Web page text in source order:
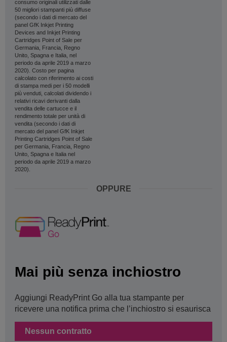
consumo originali utilizzati dalle
50 migliori stampanti più diffuse
(secondo i dati di mercato del
panel GfK Inkjet Printing
Devices and Inkjet Printing
Cartridges Point of Sale per
Germania, Francia, Regno
Unito, Spagna e Italia, nel
periodo da aprile 2019 a marzo
2020). Costo per pagina
calcolato con riferimento ai costi
di stampa medi per i 50 modelli
più venduti, calcolati dividendo i
relativi ricavi derivanti dalla
vendita delle cartucce e il
rendimento totale per unità di
vendita (secondo i dati di
mercato del panel GfK Inkjet
Printing Cartridges Point of Sale
per Germania, Francia, Regno
Unito, Spagna e Italia nel
periodo da aprile 2019 a marzo
2020).
OPPURE
Mai più senza inchiostro
Aggiungi ReadyPrint Go alla tua stampante per
ricevere una notifica prima che l’inchiostro si esaurisca
Nessun contratto